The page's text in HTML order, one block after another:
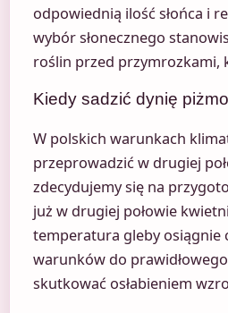
odpowiednią ilość słońca i
wybór słonecznego
roślin przed przymrozkami,
Kiedy sadzić dynię
W polskich warunkach
przeprowadzić w drugiej
zdecydujemy się na
już w drugiej połowie
temperatura gleby osiągnie
warunków do
skutkować osłabieniem